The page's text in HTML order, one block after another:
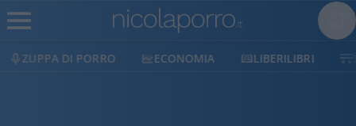
ECONOMIA LIBERILIBRI SHOP SOSTIENICI